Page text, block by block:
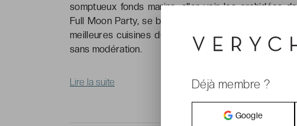
somptueux fonds marins, aller voir les orchidées
Full Moon Party, se baigner dans une mer
meilleures cuisines du monde et… Séjourner au
sans modération.
Lire la suite Déjà membre ?
Google